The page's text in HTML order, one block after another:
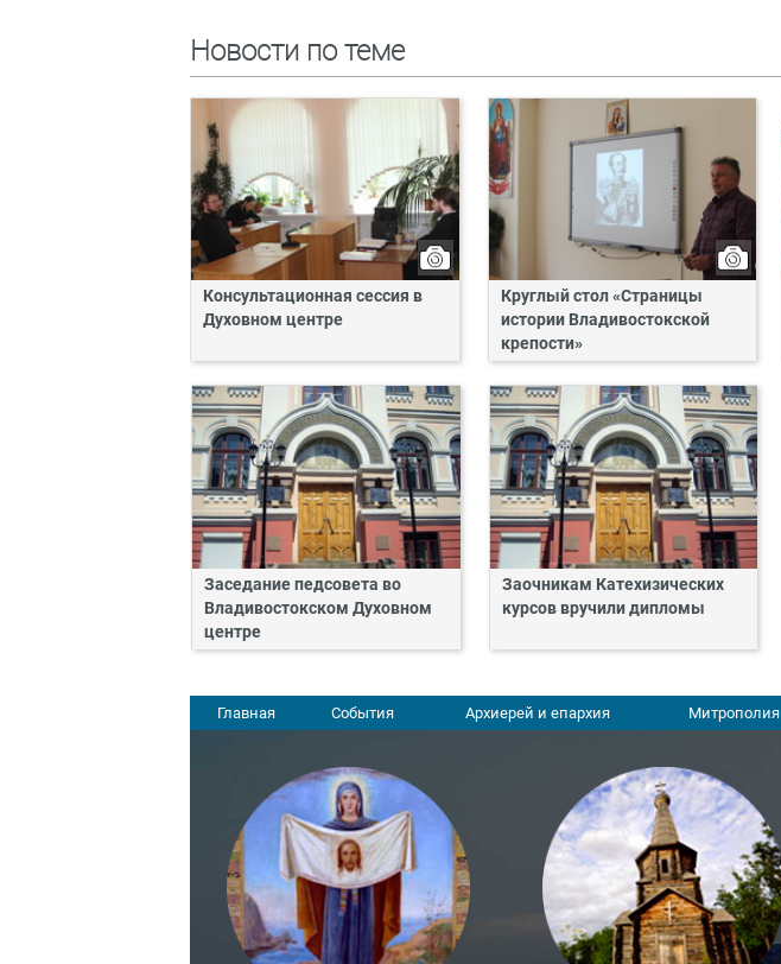
Новости по теме
Консультационная сессия в
Духовном центре
Круглый стол «Страницы
истории Владивостокской
крепости»
Заседание педсовета во
Владивостокском Духовном
центре
Заочникам Катехизических
курсов вручили дипломы
Главная События Архиерей и епархия Митрополия